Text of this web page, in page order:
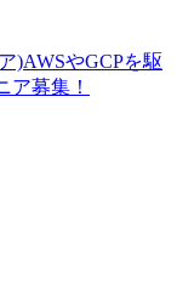
)AWSやGCPを駆
ア募集！